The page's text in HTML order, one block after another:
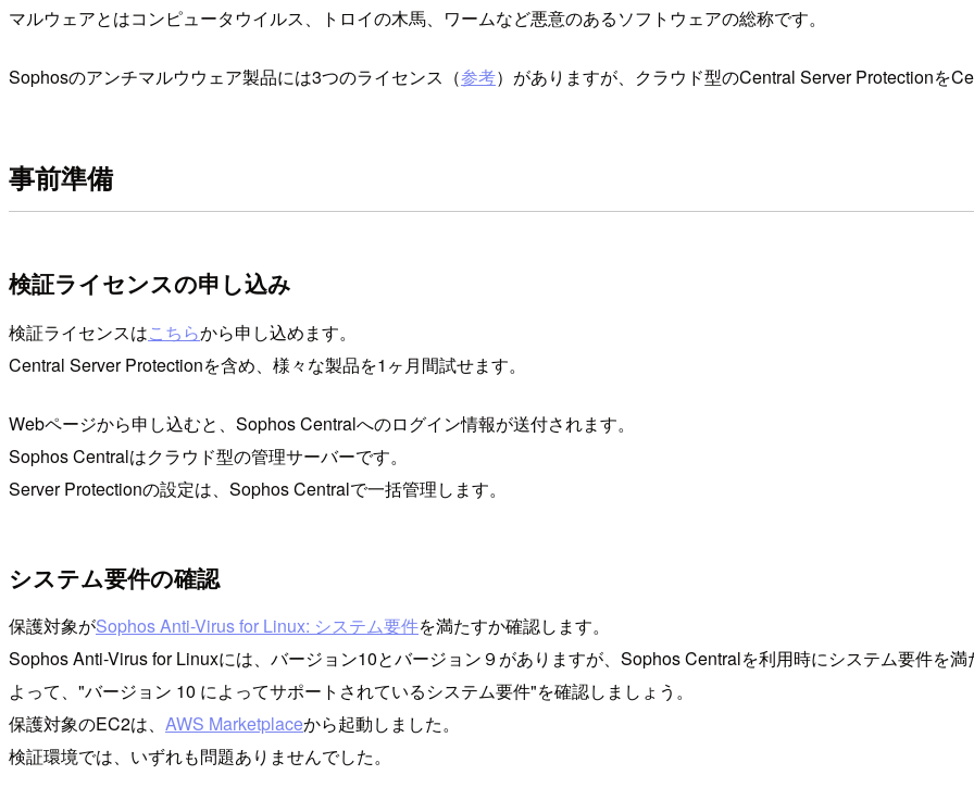
マルウェアとはコンピュータウイルス、トロイの木馬、ワームなど悪意のあるソフトウェアの総称です。
Sophosのアンチマルウウェア製品には3つのライセンス（参考）がありますが、クラウド型のCentral Server Protectionを
事前準備
検証ライセンスの申し込み
検証ライセンスはこちらから申し込めます。
Central Server Protectionを含め、様々な製品を1ヶ月間試せます。
Webページから申し込むと、Sophos Centralへのログイン情報が送付されます。
Sophos Centralはクラウド型の管理サーバーです。
Server Protectionの設定は、Sophos Centralで一括管理します。
システム要件の確認
保護対象がSophos Anti-Virus for Linux: システム要件を満たすか確認します。
Sophos Anti-Virus for Linuxには、バージョン10とバージョン９がありますが、Sophos Centralを利用時にシステム要件を満
よって、"バージョン 10 によってサポートされているシステム要件"を確認しましょう。
保護対象のEC2は、 AWS Marketplaceから起動しました。
検証環境では、いずれも問題ありませんでした。